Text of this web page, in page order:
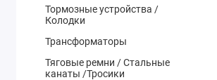
Тормозные устройства /
Колодки
Трансформаторы
Тяговые ремни / Стальные
канаты /Тросики